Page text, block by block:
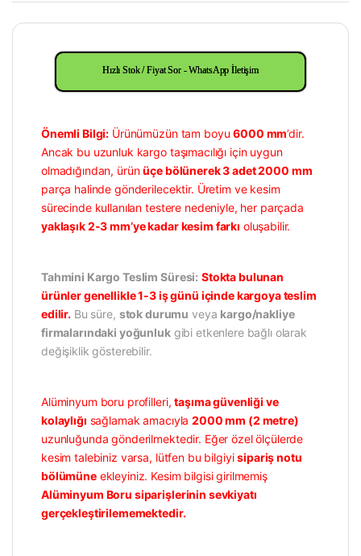
Hızlı Stok / Fiyat Sor - WhatsApp İletişim
Önemli Bilgi: Ürünümüzün tam boyu6000 mm’dir.
Ancak bu uzunluk kargo taşımacılığı için uygun
olmadığından, ürünüçe bölünerek 3 adet 2000 mm
parça halinde gönderilecektir. Üretim ve kesim
sürecinde kullanılan testere nedeniyle, her parçada
yaklaşık 2-3 mm’ye kadar kesim farkı oluşabilir.
Tahmini Kargo Teslim Süresi: Stokta bulunan
ürünler genellikle 1-3 iş günü içinde kargoya teslim
edilir. Bu süre, stok durumu veya kargo/nakliye
firmalarındaki yoğunlukgibi etkenlere bağlı olarak
değişiklik gösterebilir.
Alüminyum boru profilleri,taşıma güvenliği ve
kolaylığı sağlamak amacıyla2000 mm (2 metre)
uzunluğunda gönderilmektedir. Eğer özel ölçülerde
kesim talebiniz varsa, lütfen bu bilgiyisipariş notu
bölümüneekleyiniz. Kesim bilgisi girilmemiş
Alüminyum Boru siparişlerinin sevkiyatı
gerçekleştirilememektedir.